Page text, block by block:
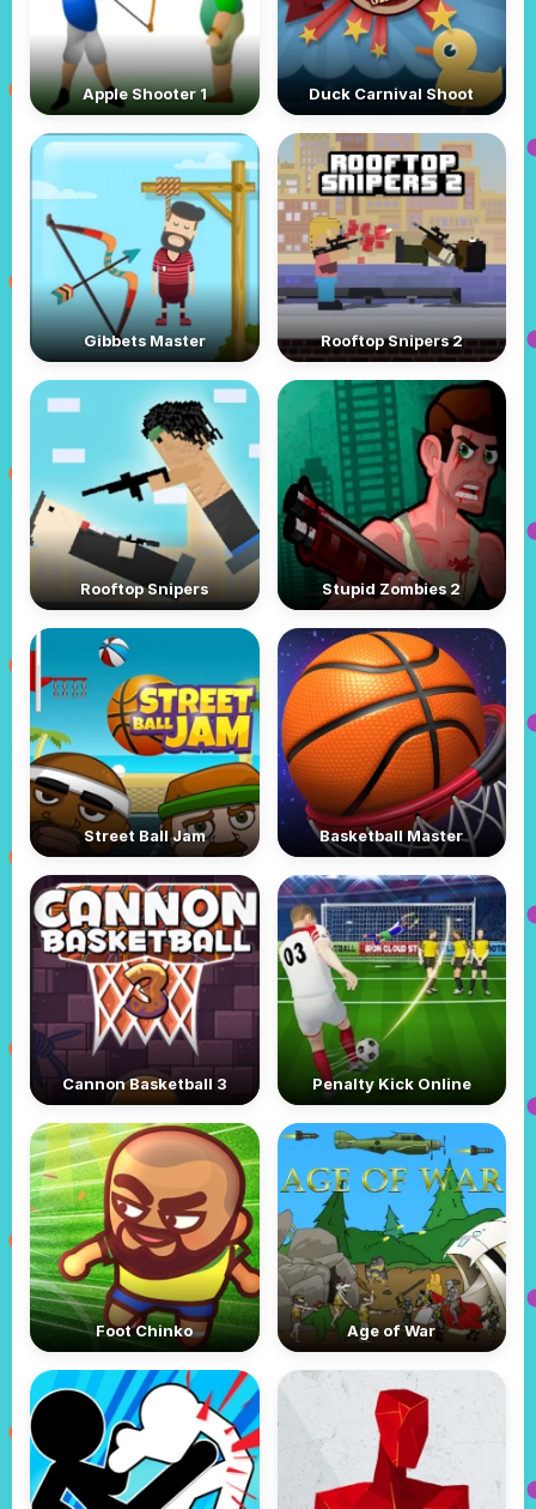
Apple Shooter 1 Duck Carnival Shoot
Gibbets Master Rooftop Snipers 2
Rooftop Snipers Stupid Zombies 2
Street Ball Jam Basketball Master
Cannon Basketball 3 Penalty Kick Online
Foot Chinko Age of War